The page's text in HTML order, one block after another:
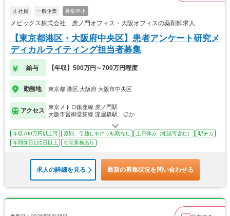
正社員 一般企業 募集停止
メビックス株式会社 虎ノ門オフィス・大阪オフィスの薬剤師求人
【東京都港区・大阪府中央区】患者アンケート研究メ
ディカルライティング担当者募集
給与 【年収】500万円～700万円程度
勤務地 東京都 港区,大阪府 大阪市中央区
アクセス
東京メトロ銀座線 虎ノ門駅
大阪市営御堂筋線 淀屋橋駅…ほか
年収700万円以上可 原則、引越しを伴う転勤なし 土日休み（相談可含む）
駅チカ
年間休日120日以上
在宅業務あり
求人の詳細を見る 最新の募集状況を問い合わせる